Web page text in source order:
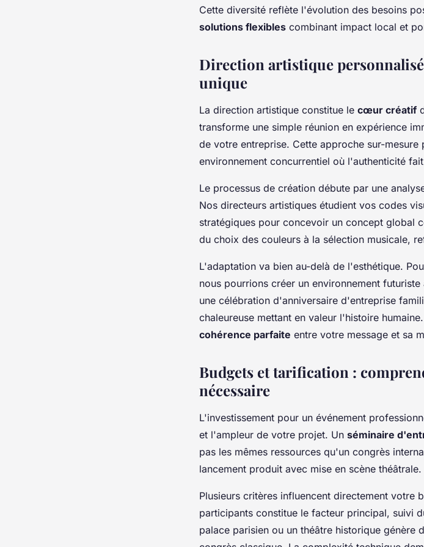
Cette diversité reflète l'évolution des besoins
solutions flexibles combinant impact local et
Direction artistique
unique
La direction artistique constitue le cœur créatif
transforme une simple réunion en expérience
de votre entreprise. Cette approche sur-mesure
environnement concurrentiel où l'authenticité
Le processus de création débute par une
Nos directeurs artistiques étudient vos codes
stratégiques pour concevoir un concept global
du choix des couleurs à la sélection musicale,
L'adaptation va bien au-delà de l'esthétique.
nous pourrions créer un environnement
une célébration d'anniversaire d'entreprise
chaleureuse mettant en valeur l'histoire
cohérence parfaite entre votre message et sa
Budgets et tarification :
nécessaire
L'investissement pour un événement
et l'ampleur de votre projet. Un séminaire
pas les mêmes ressources qu'un congrès
lancement produit avec mise en scène théâtrale.
Plusieurs critères influencent directement votre
participants constitue le facteur principal, suivi
palace parisien ou un théâtre historique génère